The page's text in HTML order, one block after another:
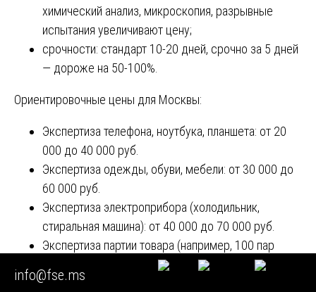
химический анализ, микроскопия, разрывные
испытания увеличивают цену;
срочности: стандарт 10-20 дней, срочно за 5 дней
— дороже на 50-100%.
Ориентировочные цены для Москвы:
Экспертиза телефона, ноутбука, планшета: от 20
000 до 40 000 руб.
Экспертиза одежды, обуви, мебели: от 30 000 до
60 000 руб.
Экспертиза электроприбора (холодильник,
стиральная машина): от 40 000 до 70 000 руб.
Экспертиза партии товара (например, 100 пар
обуви): от 100 000 руб.
info@fse.ms